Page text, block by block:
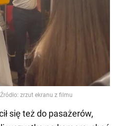
się też do pasażerów,